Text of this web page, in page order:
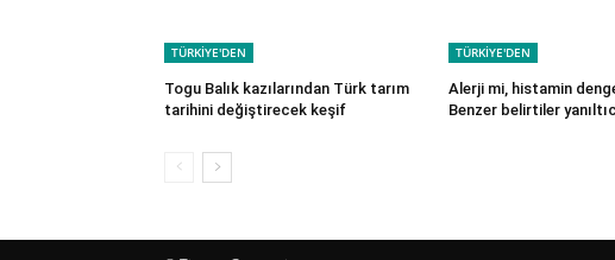
TÜRKİYE'DEN
Togu Balık kazılarından Türk tarım
tarihini değiştirecek keşif
TÜRKİYE'DEN
Alerji mi, histamin
Benzer belirtiler